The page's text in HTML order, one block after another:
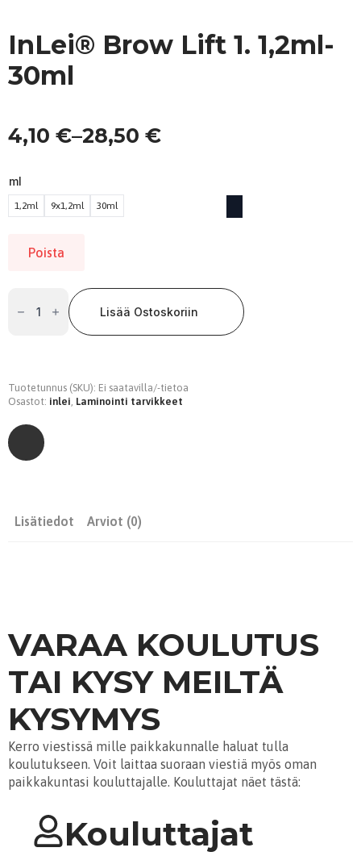
InLei® Brow Lift 1. 1,2ml-
30ml
4,10 €–28,50 €
Hintaluokka:
4,10 €
-
28,50 €
ml
1,2ml 9x1,2ml 30ml
Poista
Lift
Lisää Ostoskoriin
Tuotetunnus (SKU): Ei saatavilla/-tietoa
Osastot: inlei, Laminointi tarvikkeet
Lisätiedot Arviot (0)
VARAA KOULUTUS
TAI KYSY MEILTÄ
KYSYMYS
Kerro viestissä mille paikkakunnalle haluat tulla
koulutukseen. Voit laittaa suoraan viestiä myös oman
paikkakuntasi kouluttajalle. Kouluttajat näet tästä:
Kouluttajat